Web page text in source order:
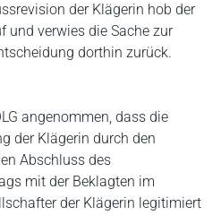
der Klägerin hob der
und verwies die Sache zur
dorthin zurück.
angenommen, dass die
der Klägerin durch den
Abschluss des
mit der Beklagten im
der Klägerin legitimiert